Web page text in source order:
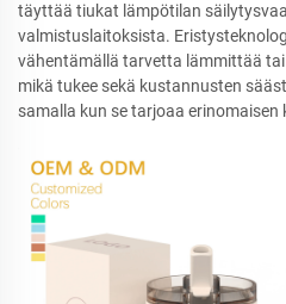
täyttää tiukat lämpötilan
valmistuslaitoksista.
vähentämällä tarvetta lämmittää
mikä tukee sekä kustannusten
samalla kun se tarjoaa